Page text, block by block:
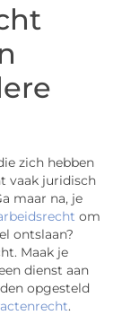
zich hebben
vaak juridisch
maar na, je
om
ontslaan?
Maak je
dienst aan
opgesteld
.